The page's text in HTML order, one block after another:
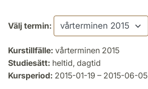
Välj termin:
Kurstillfälle: vårterminen 2015
Studiesätt: heltid, dagtid
Kursperiod: 2015-01-19 – 2015-06-05